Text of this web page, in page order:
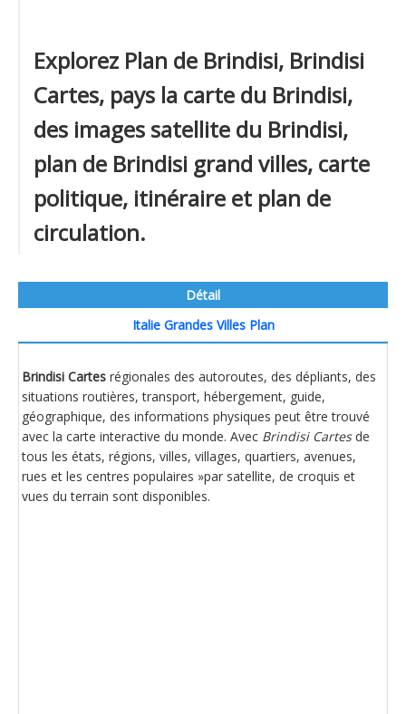
Explorez Plan de Brindisi, Brindisi
Cartes, pays la carte du Brindisi,
des images satellite du Brindisi,
plan de Brindisi grand villes, carte
politique, itinéraire et plan de
circulation.
Détail
Italie Grandes Villes Plan
Brindisi Cartes régionales des autoroutes, des dépliants, des
situations routières, transport, hébergement, guide,
géographique, des informations physiques peut être trouvé
avec la carte interactive du monde. Avec Brindisi Cartesde
tous les états, régions, villes, villages, quartiers, avenues,
rues et les centres populaires »par satellite, de croquis et
vues du terrain sont disponibles.